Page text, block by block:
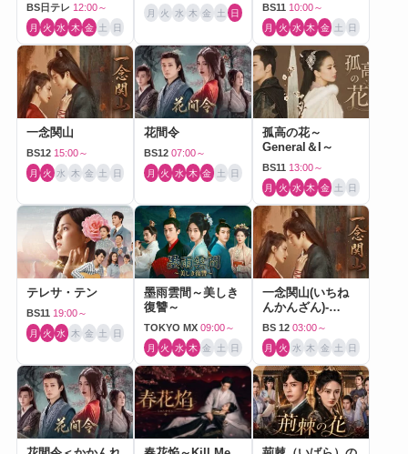
BS日テレ 12:00～
月 火 水 木 金 土 日
月 火 水 木 金 土 日 BS11 10:00～
月 火 水 木 金 土 日
一念関山
BS12 15:00～
月 火 水 木 金 土 日
花間令
BS12 07:00～
月 火 水 木 金 土 日
孤高の花～
General＆I～
BS11 13:00～
月 火 水 木 金 土 日
テレサ・テン
BS11 19:00～
月 火 水 木 金 土 日
墨雨雲間～美しき
復讐～
TOKYO MX 09:00～
月 火 水 木 金 土 日
一念関山(いちね
んかんざん)-
Journey to Love-
BS 12 03:00～
月 火 水 木 金 土 日